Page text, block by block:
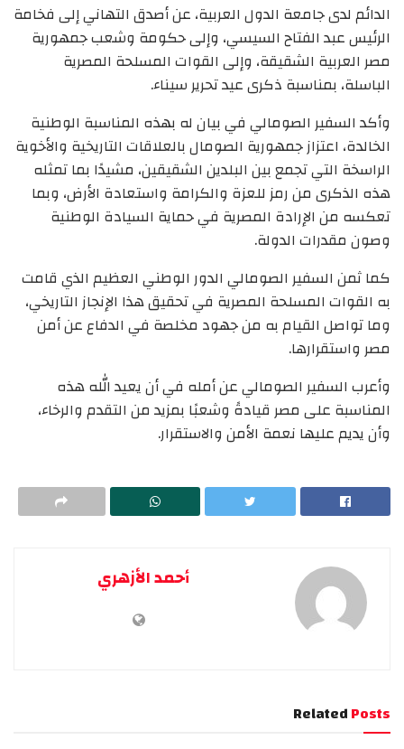
الدائم لدى جامعة الدول العربية، عن أصدق التهاني إلى فخامة
الرئيس عبد الفتاح السيسي، وإلى حكومة وشعب جمهورية
مصر العربية الشقيقة، وإلى القوات المسلحة المصرية
الباسلة، بمناسبة ذكرى عيد تحرير سيناء.
وأكد السفير الصومالي في بيان له بهذه المناسبة الوطنية
الخالدة، اعتزاز جمهورية الصومال بالعلاقات التاريخية والأخوية
الراسخة التي تجمع بين البلدين الشقيقين، مشيدًا بما تمثله
هذه الذكرى من رمز للعزة والكرامة واستعادة الأرض، وبما
تعكسه من الإرادة المصرية في حماية السيادة الوطنية
وصون مقدرات الدولة.
كما ثمن السفير الصومالي الدور الوطني العظيم الذي قامت
به القوات المسلحة المصرية في تحقيق هذا الإنجاز التاريخي،
وما تواصل القيام به من جهود مخلصة في الدفاع عن أمن
مصر واستقرارها.
وأعرب السفير الصومالي عن أمله في أن يعيد الله هذه
المناسبة على مصر قيادةً وشعبًا بمزيد من التقدم والرخاء،
وأن يديم عليها نعمة الأمن والاستقرار.
أحمد الأزهري
RelatedPosts